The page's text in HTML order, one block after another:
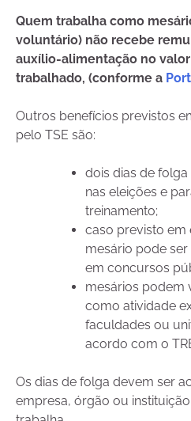
Quem trabalha como
voluntário) não recebe
auxílio-alimentação no
trabalhado, (conforme a
Outros benefícios previstos
pelo TSE são:
dois dias de
nas eleições e
treinamento;
caso previsto em
mesário pode
em concursos
mesários podem
como atividade
faculdades ou
acordo com o
Os dias de folga devem ser
empresa, órgão ou